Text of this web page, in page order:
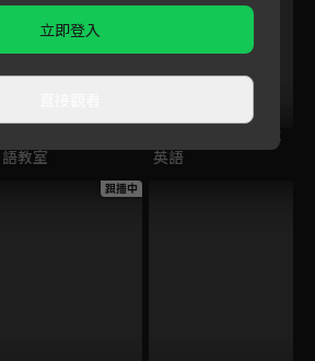
語教室
今日免費版-大家說
英語
跟播中
立即登入